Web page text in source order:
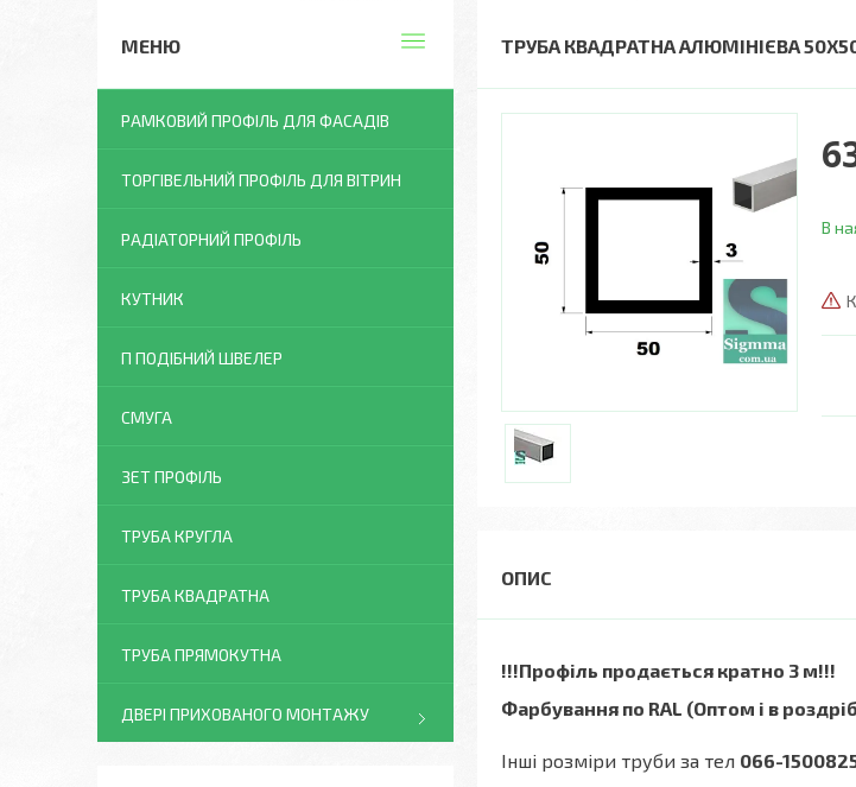
ТРУБА КВАДРАТНА АЛЮМІНІЄВА
В
!!!Профіль продається кратно 3 м!!!
Фарбування по RAL (Оптом і в
Інші розміри труби за тел 066-
РАМКОВИЙ ПРОФІЛЬ ДЛЯ ФАСАДІВ
ТОРГІВЕЛЬНИЙ ПРОФІЛЬ ДЛЯ ВІТРИН
РАДІАТОРНИЙ ПРОФІЛЬ
КУТНИК
П ПОДІБНИЙ ШВЕЛЕР
СМУГА
ЗЕТ ПРОФІЛЬ
ТРУБА КРУГЛА
ТРУБА КВАДРАТНА
ТРУБА ПРЯМОКУТНА
ДВЕРІ ПРИХОВАНОГО МОНТАЖУ